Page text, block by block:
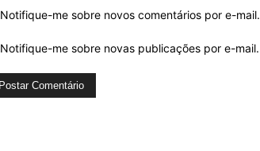
Notifique-me sobre novos comentários por e-mail.
Notifique-me sobre novas publicações por e-mail.